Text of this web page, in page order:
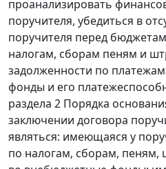
проанализировать
поручителя, убедиться в
поручителя перед
налогам, сборам пеням и
задолженности по
фонды и его
раздела 2 Порядка
заключении договора
являться: имеющаяся у
по налогам, сборам,